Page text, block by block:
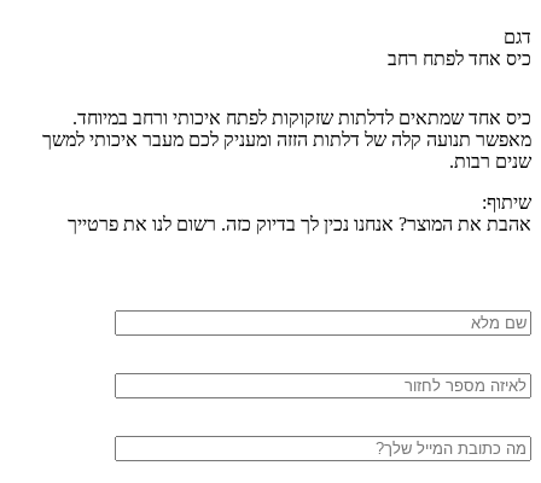
דגם
כיס אחד לפתח רחב
כיס אחד שמתאים לדלתות שזקוקות לפתח איכותי ורחב במיוחד.
מאפשר תנועה קלה של דלתות הזזה ומעניק לכם מעבר איכותי למשך
שנים רבות.
שיתוף:
אהבת את המוצר? אנחנו נכין לך בדיוק כזה. רשום לנו את פרטייך
שם
מלא
טלפון
דוא"ל